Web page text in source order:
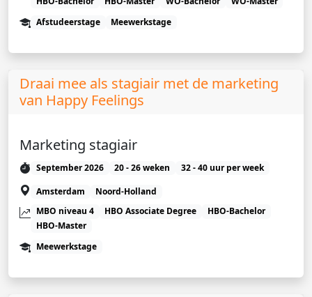
Afstudeerstage
Meewerkstage
Draai mee als stagiair met de marketing
van Happy Feelings
Marketing stagiair
September 2026 20 - 26 weken
32 - 40 uur per week
Amsterdam
Noord-Holland
MBO niveau 4
HBO Associate Degree
HBO-Bachelor
HBO-Master
Meewerkstage